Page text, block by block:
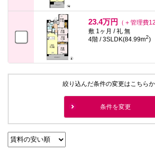
23.4万円
（＋管理費
敷 1ヶ月 / 礼 無
4階 / 3SLDK(84.99m2)
絞り込んだ条件の変更はこちらか
条件を変更